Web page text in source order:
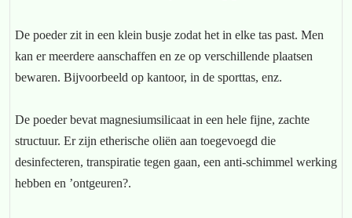
De poeder zit in een klein busje zodat het in elke tas past. Men
kan er meerdere aanschaffen en ze op verschillende plaatsen
bewaren. Bijvoorbeeld op kantoor, in de sporttas, enz.
De poeder bevat magnesiumsilicaat in een hele fijne, zachte
structuur. Er zijn etherische oliën aan toegevoegd die
desinfecteren, transpiratie tegen gaan, een anti-schimmel werking
hebben en ’ontgeuren?.